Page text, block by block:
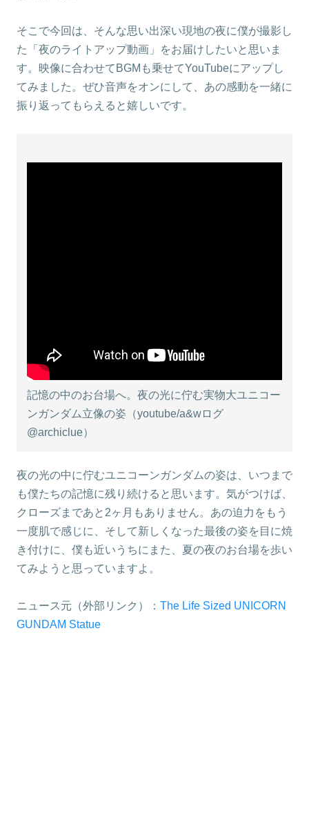
そこで今回は、そんな思い出深い現地の夜に僕が撮影し
た「夜のライトアップ動画」をお届けしたいと思いま
す。映像に合わせてBGMも乗せてYouTubeにアップし
てみました。ぜひ音声をオンにして、あの感動を一緒に
振り返ってもらえると嬉しいです。
記憶の中のお台場へ。夜の光に佇む実物大ユニコー
ンガンダム立像の姿（youtube/a&wログ
@archiclue）
夜の光の中に佇むユニコーンガンダムの姿は、いつまで
も僕たちの記憶に残り続けると思います。気がつけば、
クローズまであと2ヶ月もありません。あの迫力をもう
一度肌で感じに、そして新しくなった最後の姿を目に焼
き付けに、僕も近いうちにまた、夏の夜のお台場を歩い
てみようと思っていますよ。
ニュース元（外部リンク）： The Life Sized UNICORN
GUNDAM Statue